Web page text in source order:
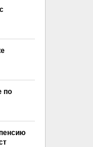
по